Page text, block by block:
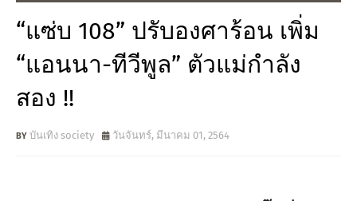
“แซ่บ 108” ปรับองศาร้อน เพิ่ม
“แอนนา-ทีวีพูล” ตัวแม่กำลัง
สอง !!
บันเทิง society วันจันทร์, มีนาคม 01, 2564